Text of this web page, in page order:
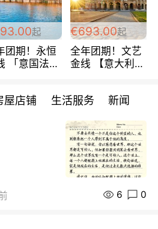
起
团期！永恒
「意国法
天起 ~包拼房
€693.00起
全年团期！文艺
金线 【意大利一
每周铁发！
屋店铺 生活服务 新闻
6 0